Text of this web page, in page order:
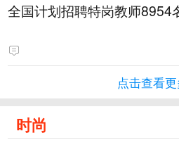
全国计划招聘特岗教师8954
点击查看
时尚